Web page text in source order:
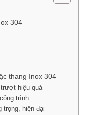
304
thang Inox 304
hiệu quả
trình
trọng, hiện đại